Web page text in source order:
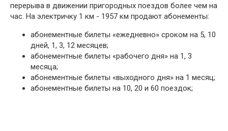
перерыва в движении пригородных поездов более чем на
час. На электричку 1 км - 1957 км продают абонементы:
абонементные билеты «ежедневно» сроком на 5, 10
дней, 1, 3, 12 месяцев;
абонементные билеты «рабочего дня» на 1, 3
месяца;
абонементные билеты «выходного дня» на 1 месяц;
абонементные билеты на 10, 20 и 60 поездок;